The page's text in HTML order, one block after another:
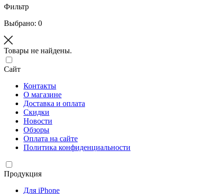
Фильтр
Выбрано: 0
Товары не найдены.
Сайт
Контакты
О магазине
Доставка и оплата
Скидки
Новости
Обзоры
Оплата на сайте
Политика конфиденциальности
Продукция
Для iPhone